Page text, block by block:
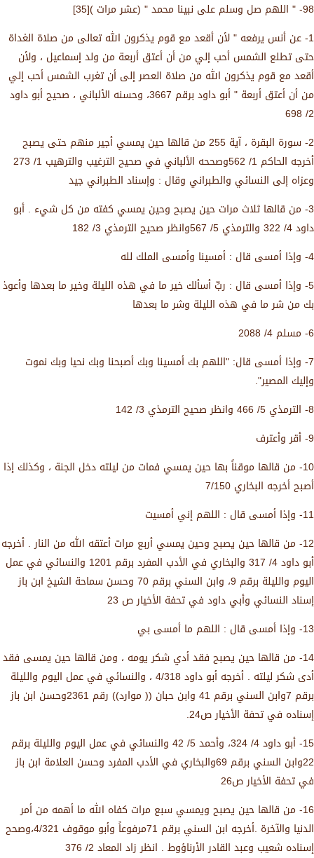
98- " اللهم صل وسلم على نبينا محمد " (عشر مرات )[35]
1- عن أنس يرفعه " لأن أقعد مع قوم يذكرون الله تعالى من صلاة الغداة
حتى تطلع الشمس أحب إلي من أن أعتق أربعة من ولد إسماعيل ، ولأن
أقعد مع قوم يذكرون الله من صلاة العصر إلى أن تغرب الشمس أحب إلي
من أن أعتق أربعة " أبو داود برقم 3667، وحسنه الألباني ، صحيح أبو داود
2/ 698
2- سورة البقرة ، آية 255 من قالها حين يمسي أجير منهم حتى يصبح
أخرجه الحاكم 1/ 562وصححه الألباني في صحيح الترغيب والترهيب 1/ 273
وعزاه إلى النسائي والطبراني وقال : وإسناد الطبراني جيد
3- من قالها ثلاث مرات حين يصبح وحين يمسي كفته من كل شيء . أبو
داود 4/ 322 والترمذي 5/ 567وانظر صحيح الترمذي 3/ 182
4- وإذا أمسى قال : أمسينا وأمسى الملك لله
5- وإذا أمسى قال : ربِّ أسألك خير ما في هذه الليلة وخير ما بعدها وأعوذ
بك من شر ما في هذه الليلة وشر ما بعدها
6- مسلم 4/ 2088
7- وإذا أمسى قال: "اللهم بك أمسينا وبك أصبحنا وبك نحيا وبك نموت
وإليك المصير".
8- الترمذي 5/ 466 وانظر صحيح الترمذي 3/ 142
9- أقر وأعترف
10- من قالها موقناً بها حين يمسي فمات من ليلته دخل الجنة ، وكذلك إذا
أصبح أخرجه البخاري 7/150
11- وإذا أمسى قال : اللهم إني أمسيت
12- من قالها حين يصبح وحين يمسي أربع مرات أعتقه الله من النار . أخرجه
أبو داود 4/ 317 والبخاري في الأدب المفرد برقم 1201 والنسائي في عمل
اليوم والليلة برقم 9، وابن السني برقم 70 وحسن سماحة الشيخ ابن باز
إسناد النسائي وأبي داود في تحفة الأخيار ص 23
13- وإذا أمسى قال : اللهم ما أمسى بي
14- من قالها حين يصبح فقد أدي شكر يومه ، ومن قالها حين يمسى فقد
أدى شكر ليلته . أخرجه أبو داود 4/318 ، والنسائي في عمل اليوم والليلة
برقم 7وابن السني برقم 41 وابن حبان (( موارد)) رقم 2361وحسن ابن باز
إسناده في تحفة الأخيار ص24.
15- أبو داود 4/ 324، وأحمد 5/ 42 والنسائي في عمل اليوم والليلة برقم
22وابن السني برقم 69والبخاري في الأدب المفرد وحسن العلامة ابن باز
في تحفة الأخيار ص26
16- من قالها حين يصبح ويمسي سبع مرات كفاه الله ما أهمه من أمر
الدنيا والآخرة .أخرجه ابن السني برقم 71مرفوعاً وأبو موقوف 4/321،وصحح
إسناده شعيب وعبد القادر الأرناؤوط . انظر زاد المعاد 2/ 376